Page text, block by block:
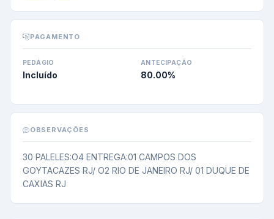
PAGAMENTO
PEDÁGIO
Incluído
ANTECIPAÇÃO
80.00%
OBSERVAÇÕES
30 PALELES:O4 ENTREGA:01 CAMPOS DOS
GOYTACAZES RJ/ O2 RIO DE JANEIRO RJ/ 01 DUQUE DE
CAXIAS RJ